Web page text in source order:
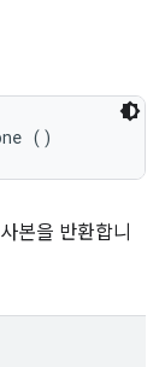
()
본을 반환합니